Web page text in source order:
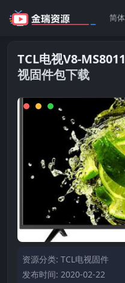
TCL电视V8-
视固件包下载
资源分类: TCL电视固件
发布时间: 2020-02-22